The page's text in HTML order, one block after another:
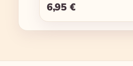
Regulärer Preis:
6,95 €